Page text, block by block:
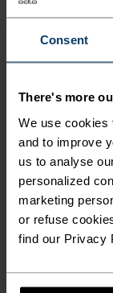
Consent
There's more
We use cookies
and to improve
us to analyse
personalized
marketing
or refuse
find our Privacy
det er
til å finne
Hélène